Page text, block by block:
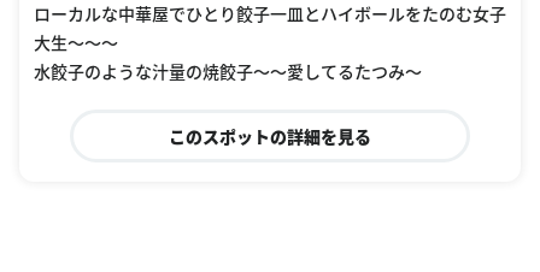
ローカルな中華屋でひとり餃子一皿とハイボールをたのむ女子
大生〜〜〜
水餃子のような汁量の焼餃子〜〜愛してるたつみ〜
このスポットの詳細を見る